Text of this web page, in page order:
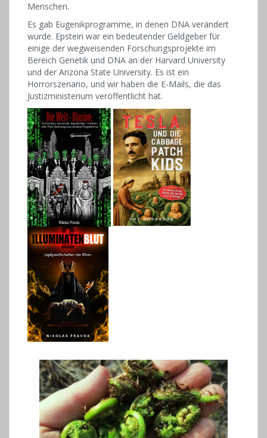
Menschen.
Es gab Eugenikprogramme, in denen DNA verändert
wurde. Epstein war ein bedeutender Geldgeber für
einige der wegweisenden Forschungsprojekte im
Bereich Genetik und DNA an der Harvard University
und der Arizona State University. Es ist ein
Horrorszenario, und wir haben die E-Mails, die das
Justizministerium veröffentlicht hat.